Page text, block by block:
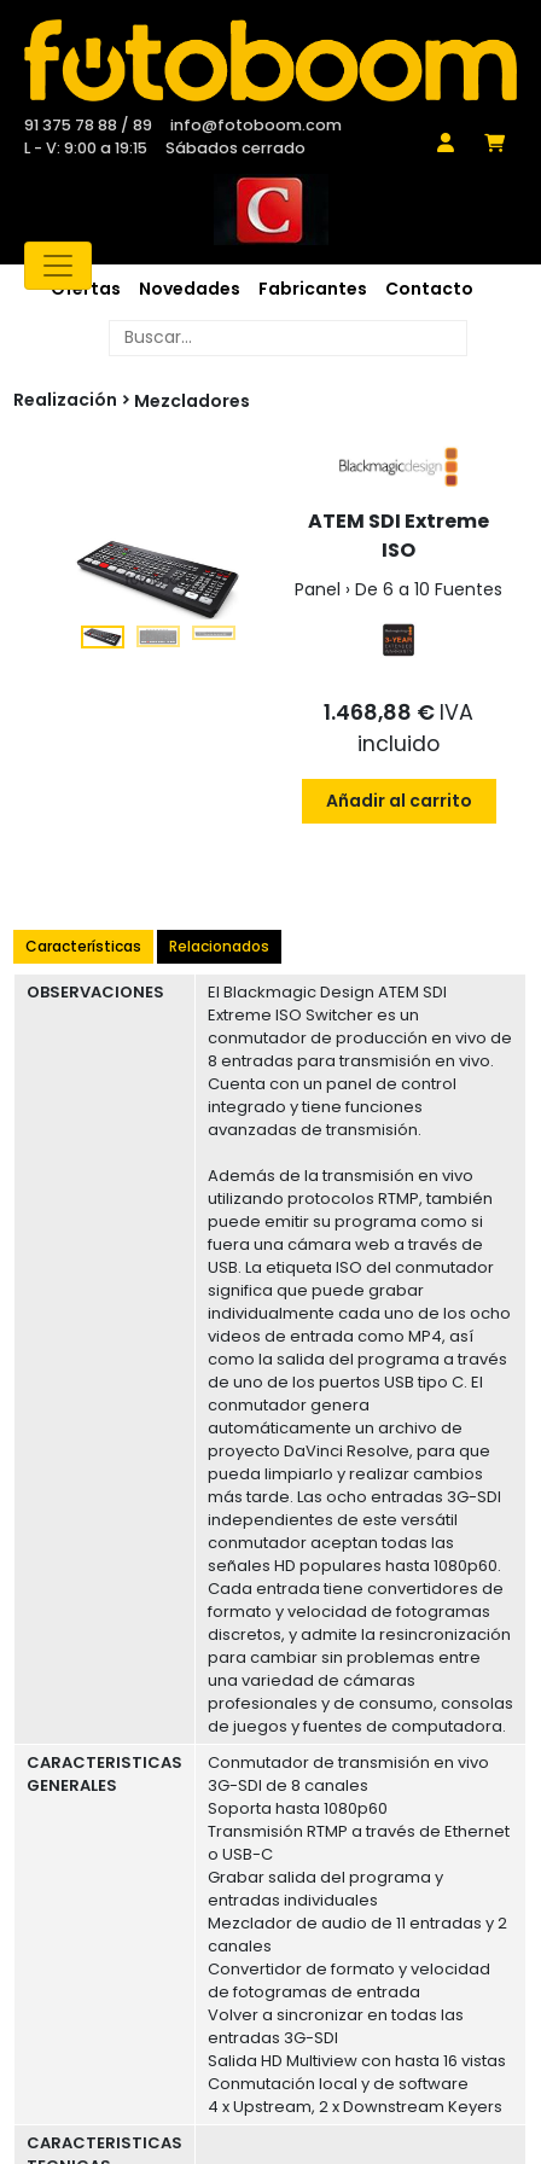
91 375 78 88 / 89
info@fotoboom.com
L - V: 9:00 a 19:15
Sábados cerrado
Ofertas Novedades Fabricantes Contacto
Realización Mezcladores
ATEM SDI Extreme
ISO
Panel › De 6 a 10 Fuentes
1.468,88 € IVA
incluido
Añadir al carrito
Características Relacionados
OBSERVACIONES
El Blackmagic Design ATEM SDI
Extreme ISO Switcher es un
conmutador de producción en vivo de
8 entradas para transmisión en vivo.
Cuenta con un panel de control
integrado y tiene funciones
avanzadas de transmisión.
Además de la transmisión en vivo
utilizando protocolos RTMP, también
puede emitir su programa como si
fuera una cámara web a través de
USB. La etiqueta ISO del conmutador
significa que puede grabar
individualmente cada uno de los ocho
videos de entrada como MP4, así
como la salida del programa a través
de uno de los puertos USB tipo C. El
conmutador genera
automáticamente un archivo de
proyecto DaVinci Resolve, para que
pueda limpiarlo y realizar cambios
más tarde. Las ocho entradas 3G-SDI
independientes de este versátil
conmutador aceptan todas las
señales HD populares hasta 1080p60.
Cada entrada tiene convertidores de
formato y velocidad de fotogramas
discretos, y admite la resincronización
para cambiar sin problemas entre
una variedad de cámaras
profesionales y de consumo, consolas
de juegos y fuentes de computadora.
CARACTERISTICAS
GENERALES
Conmutador de transmisión en vivo
3G-SDI de 8 canales
Soporta hasta 1080p60
Transmisión RTMP a través de Ethernet
o USB-C
Grabar salida del programa y
entradas individuales
Mezclador de audio de 11 entradas y 2
canales
Convertidor de formato y velocidad
de fotogramas de entrada
Volver a sincronizar en todas las
entradas 3G-SDI
Salida HD Multiview con hasta 16 vistas
Conmutación local y de software
4 x Upstream, 2 x Downstream Keyers
CARACTERISTICAS